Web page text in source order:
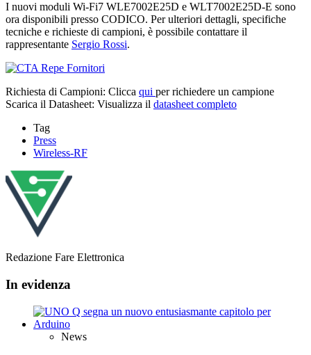
I nuovi moduli Wi-Fi7 WLE7002E25D e WLT7002E25D-E sono
ora disponibili presso CODICO. Per ulteriori dettagli, specifiche
tecniche e richieste di campioni, è possibile contattare il
rappresentante Sergio Rossi.
Richiesta di Campioni: Clicca qui per richiedere un campione
Scarica il Datasheet: Visualizza il datasheet completo
Tag
Press
Wireless-RF
Redazione Fare Elettronica
In evidenza
News